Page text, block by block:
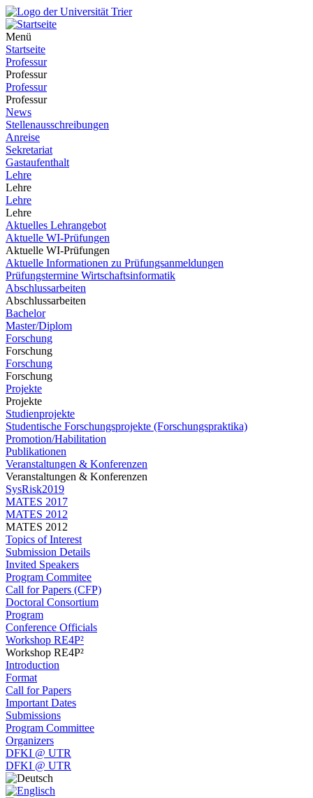
Menü
Startseite
Professur
Professur
Professur
Professur
News
Stellenausschreibungen
Anreise
Sekretariat
Gastaufenthalt
Lehre
Lehre
Lehre
Lehre
Aktuelles Lehrangebot
Aktuelle WI-Prüfungen
Aktuelle WI-Prüfungen
Aktuelle Informationen zu Prüfungsanmeldungen
Prüfungstermine Wirtschaftsinformatik
Abschlussarbeiten
Abschlussarbeiten
Bachelor
Master/Diplom
Forschung
Forschung
Forschung
Forschung
Projekte
Projekte
Studienprojekte
Studentische Forschungsprojekte (Forschungspraktika)
Promotion/Habilitation
Publikationen
Veranstaltungen & Konferenzen
Veranstaltungen & Konferenzen
SysRisk2019
MATES 2017
MATES 2012
MATES 2012
Topics of Interest
Submission Details
Invited Speakers
Program Commitee
Call for Papers (CFP)
Doctoral Consortium
Program
Conference Officials
Workshop RE4P²
Workshop RE4P²
Introduction
Format
Call for Papers
Important Dates
Submissions
Program Committee
Organizers
DFKI @ UTR
DFKI @ UTR